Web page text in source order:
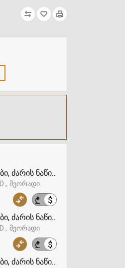
ძარის ნაწილები, კარი, FORD
მეორადი
₾ $
ძარის ნაწილები, კარი, FORD
მეორადი
₾ $
ძარის ნაწილები, კარი,